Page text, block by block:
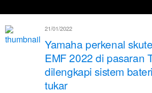
21/01/2022
Yamaha perkenal
EMF 2022 di pasaran
dilengkapi sistem
tukar